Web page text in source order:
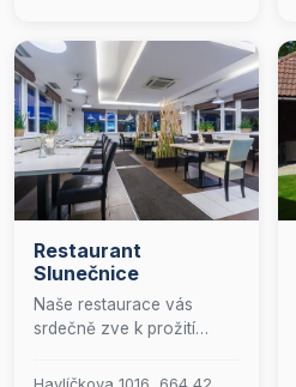
potěší každého gurmána.
Těšíme se na vaši
návštěvu!
Restaurant
Slunečnice
Naše restaurace vás
srdečně zve k prožití
v přátelské a moderní